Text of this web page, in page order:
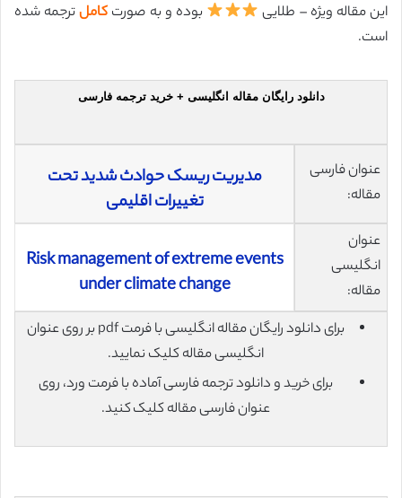
این مقاله ویژه – طلایی
بوده و به صورت کاملترجمه شده
است.
دانلود رایگان مقاله انگلیسی + خرید ترجمه فارسی
عنوان فارسی
مقاله:
مدیریت ریسک حوادث شدید تحت
تغییرات اقلیمی
عنوان
انگلیسی
مقاله:
Risk management of extreme events
under climate change
برای دانلود رایگان مقاله انگلیسی با فرمت pdf بر روی عنوان
انگلیسی مقاله کلیک نمایید.
برای خرید و دانلود ترجمه فارسی آماده با فرمت ورد، روی
عنوان فارسی مقاله کلیک کنید.